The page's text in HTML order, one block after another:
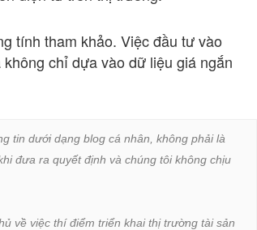
tính tham khảo. Việc đầu tư vào
chỉ dựa vào dữ liệu giá ngắn
tin dưới dạng blog cá nhân, không phải là
đưa ra quyết định và chúng tôi không chịu
về việc thí điểm triển khai thị trường tài sản